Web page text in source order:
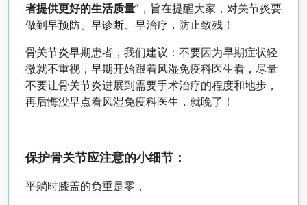
者提供更好的生活质量”，旨在提醒大家，对关节炎要
做到早预防、早诊断、早治疗，防止致残！
骨关节炎早期患者，我们建议：不要因为早期症状轻
微就不重视，早期开始跟着风湿免疫科医生看，尽量
不要让骨关节炎进展到需要手术治疗的程度和地步，
再后悔没早点看风湿免疫科医生，就晚了！
保护骨关节应注意的小细节：
平躺时膝盖的负重是零，